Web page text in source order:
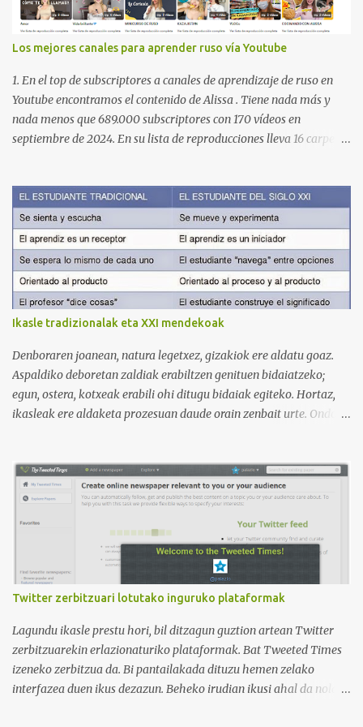
Los mejores canales para aprender ruso vía Youtube
1. En el top de subscriptores a canales de aprendizaje de ruso en
Youtube encontramos el contenido de Alissa . Tiene nada más y
nada menos que 689.000 subscriptores con 170 vídeos en
septiembre de 2024. En su lista de reproducciones lleva 16 carpetas
de Anastasia G . con 224.000 subscriptores y 97 vídeos en
septiembre de 2024. Anastasia tiene una lista de reproducción
muy bien estructurada para aprender gramática, lectura,
pronunciación, etc. https://www.youtube.com/@AnaG88/playlists
3. Otro de los canales con más usuarios y contenido es el de
Victoria, que lleva por nombre: Aprende con Victoria . El canal
tiene 120 mil subscriptores (septiembre de 2024) con muchísimos
para aprender los diferentes campos en los que podemos dividir un
curso de idiomas: gramática, verbos, vocabulario etc. h...
Ikasle tradizionalak eta XXI mendekoak
Denboraren joanean, natura legetxez, gizakiok ere aldatu goaz.
Aspaldiko deboretan zaldiak erabiltzen genituen bidaiatzeko;
egun, ostera, kotxeak erabili ohi ditugu bidaiak egiteko. Hortaz,
ikasleak ere aldaketa prozesuan daude orain zenbait urte. Ondoko
Ikusi diferentziak eta ausnartu irudiari so eginez.
Twitter zerbitzuari lotutako inguruko plataformak
Lagundu ikasle prestu hori, bil ditzagun guztion artean Twitter
zerbitzuarekin erlazionaturiko plataformak. Bat Tweeted Times
izeneko zerbitzua da. Bi pantailakada dituzu hemen zelako
interfazea duen ikus dezazun. Beheko irudian ikusi ahal da nola